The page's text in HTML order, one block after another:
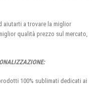
aiutarti a trovare la miglior
qualità prezzo sul mercato,
100% sublimati dedicati ai